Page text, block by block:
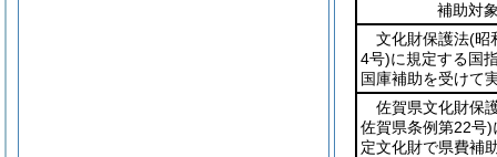
補助対
文化財保護法(昭
4号)に規定する国
国庫補助を受けて
佐賀県文化財保
佐賀県条例第22号)
定文化財で県費補